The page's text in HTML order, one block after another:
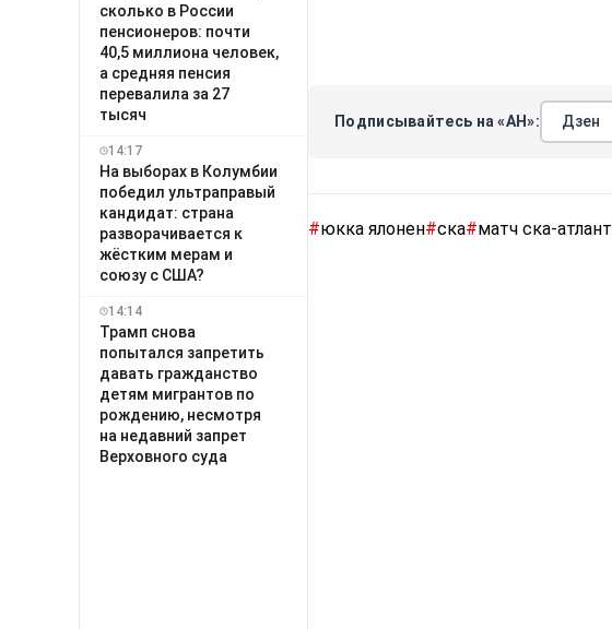
сколько в России
пенсионеров: почти
40,5 миллиона человек,
а средняя пенсия
перевалила за 27
тысяч
14:17
На выборах в Колумбии
победил ультраправый
кандидат: страна
разворачивается к
жёстким мерам и
союзу с США?
14:14
Трамп снова
попытался запретить
давать гражданство
детям мигрантов по
рождению, несмотря
на недавний запрет
Верховного суда
Подписывайтесь на «АН»: Дзен
#юкка ялонен#ска#матч ска-атлант